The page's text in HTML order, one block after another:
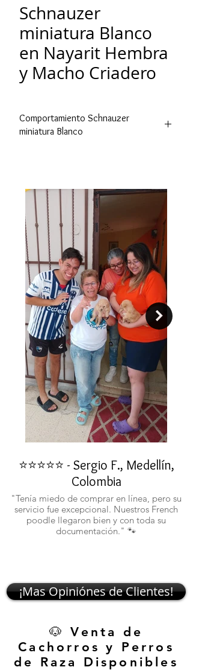
Schnauzer
miniatura Blanco
en Nayarit Hembra
y Macho Criadero
Comportamiento Schnauzer
miniatura Blanco
lo que necesita una educación firme
desde cachorro.
⭐⭐⭐⭐⭐ - Sergio F., Medellín,
Colombia
"Tenía miedo de comprar en línea, pero su
servicio fue excepcional. Nuestros French
poodle llegaron bien y con toda su
documentación." 🐾
¡Mas Opiniónes de Clientes!
🐶 Venta de
Cachorros y Perros
de Raza Disponibles